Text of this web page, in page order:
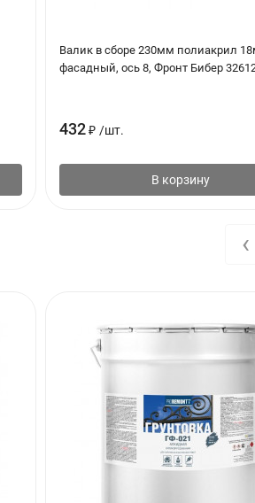
Валик в сборе 230мм полиакрил
фасадный, ось 8, Фронт Бибер
432 ₽ /шт.
В корзину
‹